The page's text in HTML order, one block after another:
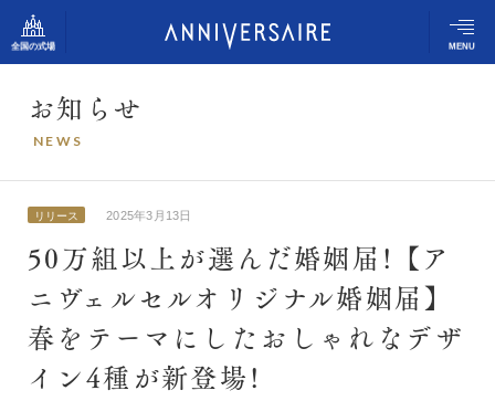
お知 ら せ
N E W S
リリース 2025年3月13日
50万組以上が選んだ婚姻届！ 【ア
ニヴェルセルオリジナル婚姻届】
春をテーマにしたおしゃれなデザ
イン4種が新登場！
MENU
全国の式場
アニヴェルセルの想い
結婚式の流れ
アニヴェルセルの姿勢
スタッフスナップ
ふたりの体験談
アニヴェルセル みなとみらい横浜
アニヴェルセル ヒルズ横浜（新横浜）
アニヴェルセル 大宮
アニヴェルセル 柏